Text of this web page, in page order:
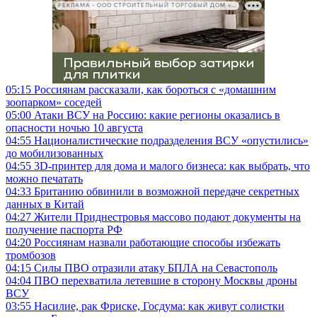
РЕКЛАМА • ООО СТРОИТЕЛЬНЫЙ ТОРГОВЫЙ ДОМ «ПЕТРОВИЧ», ИНН 7802348846
05:15 Россиянам рассказали, как бороться с «домашним
зоопарком» соседей
05:00 Атаки ВСУ на Россию: какие регионы оказались в
опасности ночью 10 августа
04:55 Националистические подразделения ВСУ «опустились»
до мобилизованных
04:55 3D-принтер для дома и малого бизнеса: как выбрать, что
можно печатать
04:33 Британию обвинили в возможной передаче секретных
данных в Китай
04:27 Жители Приднестровья массово подают документы на
получение паспорта РФ
04:20 Россиянам назвали работающие способы избежать
тромбозов
04:15 Силы ПВО отразили атаку БПЛА на Севастополь
04:04 ПВО перехватила летевшие в сторону Москвы дроны
ВСУ
03:55 Насилие, рак Фриске, Госдума: как живут солистки